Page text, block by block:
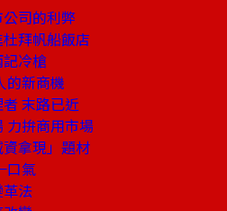
司的利弊
拜帆船飯店
冷槍
的新商機
末路已近
力拚商用市場
拿現」題材
口氣
法